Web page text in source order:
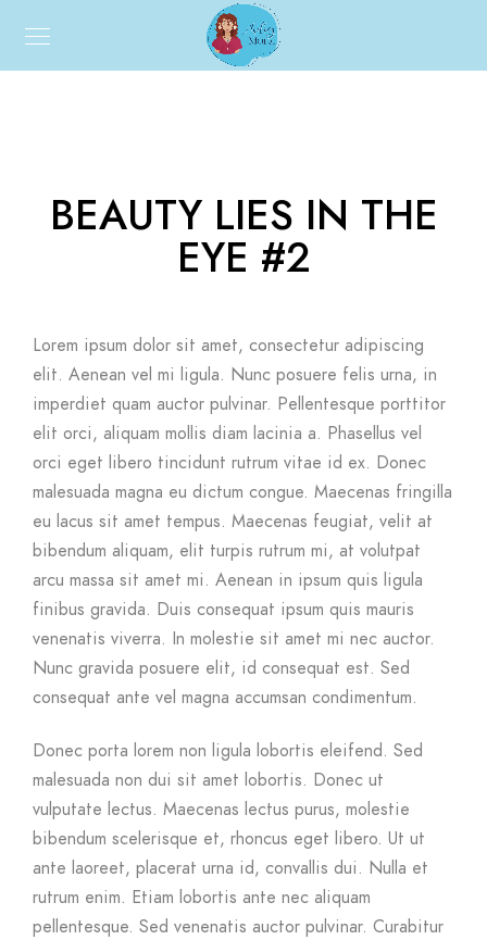
BEAUTY LIES IN THE
EYE #2
Lorem ipsum dolor sit amet, consectetur adipiscing
elit. Aenean vel mi ligula. Nunc posuere felis urna, in
imperdiet quam auctor pulvinar. Pellentesque porttitor
elit orci, aliquam mollis diam lacinia a. Phasellus vel
orci eget libero tincidunt rutrum vitae id ex. Donec
malesuada magna eu dictum congue. Maecenas fringilla
eu lacus sit amet tempus. Maecenas feugiat, velit at
bibendum aliquam, elit turpis rutrum mi, at volutpat
arcu massa sit amet mi. Aenean in ipsum quis ligula
finibus gravida. Duis consequat ipsum quis mauris
venenatis viverra. In molestie sit amet mi nec auctor.
Nunc gravida posuere elit, id consequat est. Sed
consequat ante vel magna accumsan condimentum.
Donec porta lorem non ligula lobortis eleifend. Sed
malesuada non dui sit amet lobortis. Donec ut
vulputate lectus. Maecenas lectus purus, molestie
bibendum scelerisque et, rhoncus eget libero. Ut ut
ante laoreet, placerat urna id, convallis dui. Nulla et
rutrum enim. Etiam lobortis ante nec aliquam
pellentesque. Sed venenatis auctor pulvinar. Curabitur